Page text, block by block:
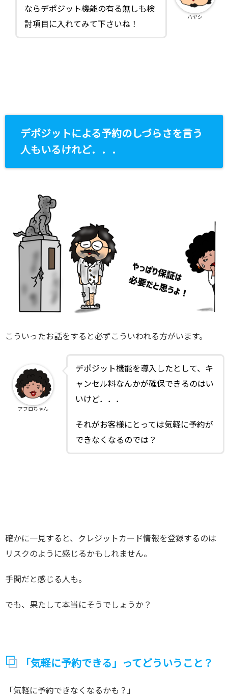
ならデポジット機能の有る無しも検
討項目に入れてみて下さいね！
ハヤシ
デポジットによる予約のしづらさを言う
人もいるけれど．．．
こういったお話をすると必ずこういわれる方がいます。
デポジット機能を導入したとして、キ
ャンセル料なんかが確保できるのはい
いけど．．．
それがお客様にとっては気軽に予約が
できなくなるのでは？
アフロちゃん
確かに一見すると、クレジットカード情報を登録するのは
リスクのように感じるかもしれません。
手間だと感じる人も。
でも、果たして本当にそうでしょうか？
「気軽に予約できる」ってどういうこと？
「気軽に予約できなくなるかも？」